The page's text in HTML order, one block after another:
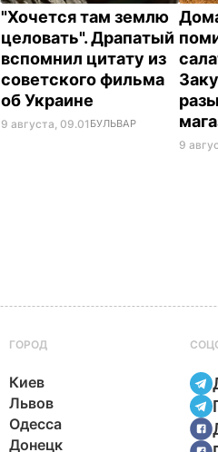
"Хочется там землю
целовать". Драпатый
вспомнил цитату из
советского фильма
об Украине
9 августа, 09.01 БУЛЬВАР
9
ГОРОД
Киев
Львов
Одесса
Донецк